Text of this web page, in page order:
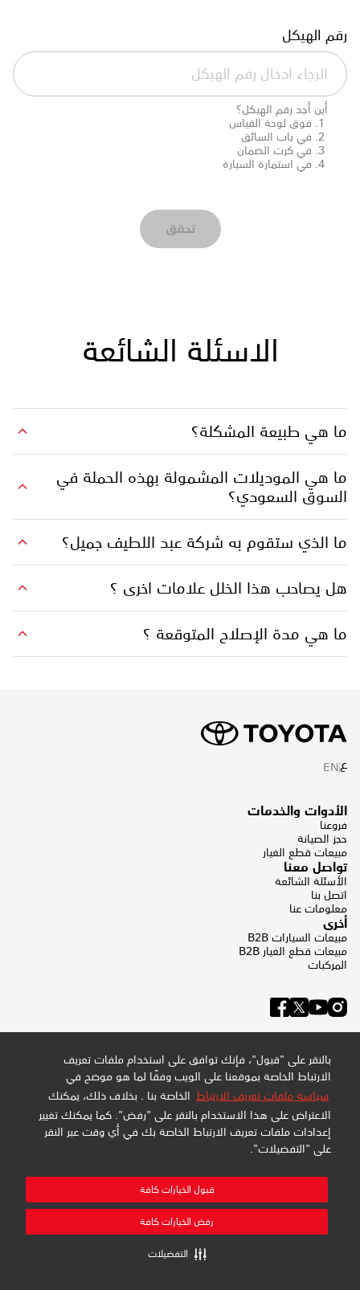
بالنقر على "قبول"، فإنك توافق على استخدام ملفات تعريف
الارتباط الخاصة بموقعنا على الويب وفقًا لما هو موضح في
سياسة ملفات تعريف الارتباط الخاصة بنا . بخلاف ذلك، يمكنك
الاعتراض على هذا الاستخدام بالنقر على "رفض". كما يمكنك تغيير
إعدادات ملفات تعريف الارتباط الخاصة بك في أي وقت عبر النقر
على "التفضيلات".
قبول الخيارات كافة
رفض الخيارات كافة
التفضيلات
رقم الهيكل
أين أجد رقم الهيكل؟
فوق لوحة القياس
في باب السائق
في كرت الضمان
في استمارة السيارة
تحقق
الاسئلة الشائعة
ما هي طبيعة المشكلة؟
ما هي الموديلات المشمولة بهذه الحملة في
السوق السعودي؟
ما الذي ستقوم به شركة عبد اللطيف جميل؟
هل يصاحب هذا الخلل علامات اخرى ؟
ما هي مدة الإصلاح المتوقعة ؟
عEN
الأدوات والخدمات
فروعنا
حجز الصيانة
مبيعات قطع الغيار
تواصل معنا
الأسئلة الشائعة
اتصل بنا
معلومات عنا
أخرى
مبيعات السيارات B2B
مبيعات قطع الغيار B2B
المركبات
سياسة الخصوصية وملفات تعريف الارتباط
شركة عبداللطيف جميل للبيع بالتجزئة المحدودة - سجل تجاري: